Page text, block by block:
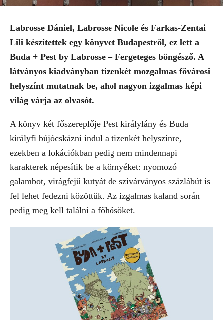
Labrosse Dániel, Labrosse Nicole és Farkas-Zentai
Lili készítettek egy könyvet Budapestről, ez lett a
Buda + Pest by Labrosse – Fergeteges böngésző. A
látványos kiadványban tizenkét mozgalmas fővárosi
helyszínt mutatnak be, ahol nagyon izgalmas képi
világ várja az olvasót.
A könyv két főszereplője Pest királylány és Buda
királyfi bújócskázni indul a tizenkét helyszínre,
ezekben a lokációkban pedig nem mindennapi
karakterek népesítik be a környéket: nyomozó
galambot, virágfejű kutyát de szivárványos százlábút is
fel lehet fedezni közöttük. Az izgalmas kaland során
pedig meg kell találni a főhősöket.